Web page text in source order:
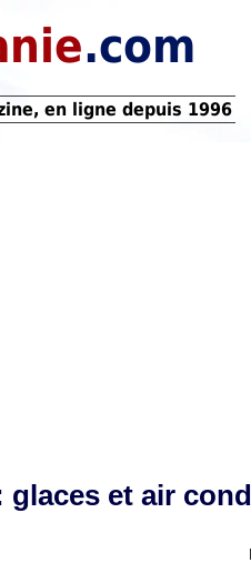
.com
en ligne depuis 1996
glaces et air